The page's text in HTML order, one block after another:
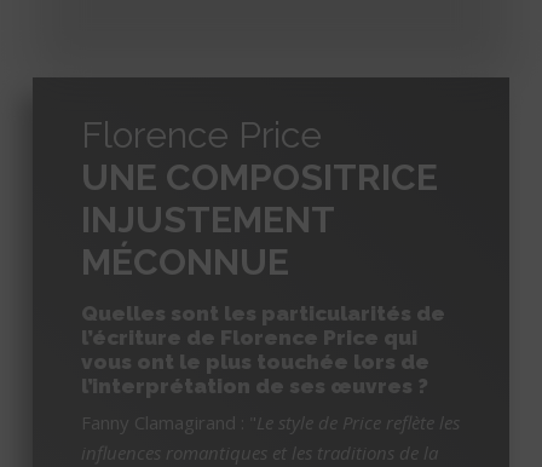
Florence Price
UNE COMPOSITRICE
INJUSTEMENT
MÉCONNUE
Quelles sont les particularités de
l’écriture de Florence Price qui
vous ont le plus touchée lors de
l’interprétation de ses œuvres ?
Fanny Clamagirand : "Le style de Price reflète les
influences romantiques et les traditions de la